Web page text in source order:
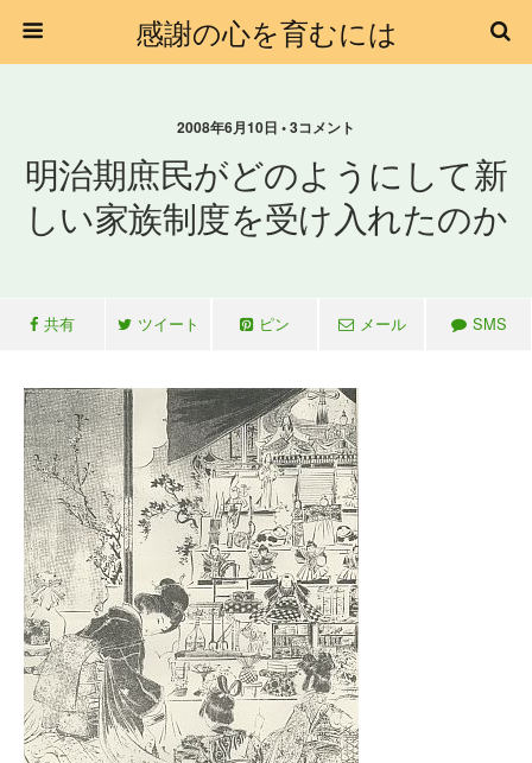
感謝の心を育むには
2008年6月10日 • 3コメント
明治期庶民がどのようにして新
しい家族制度を受け入れたのか
共有 ツイート ピン メール SMS